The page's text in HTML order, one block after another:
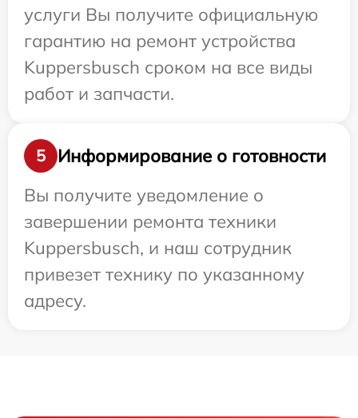
услуги Вы получите официальную
гарантию на ремонт устройства
Kuppersbusch сроком на все виды
работ и запчасти.
5
Информирование о готовности
Вы получите уведомление о
завершении ремонта техники
Kuppersbusch, и наш сотрудник
привезет технику по указанному
адресу.